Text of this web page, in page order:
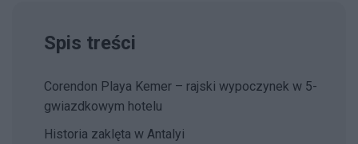
Spis treści
Corendon Playa Kemer – rajski wypoczynek w 5-
gwiazdkowym hotelu
Historia zaklęta w Antalyi